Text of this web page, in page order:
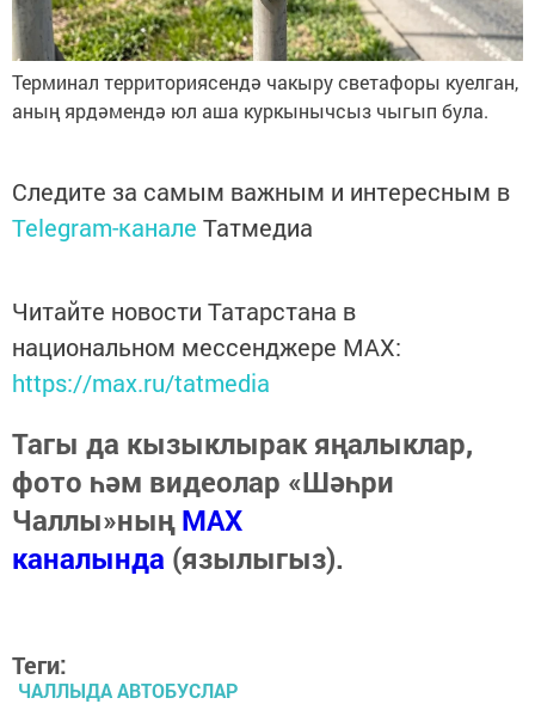
Терминал территориясендә чакыру светафоры куелган,
аның ярдәмендә юл аша куркынычсыз чыгып була.
Следите за самым важным и интересным в
Telegram-канале Татмедиа
Читайте новости Татарстана в
национальном мессенджере MАХ:
https://max.ru/tatmedia
Тагы да кызыклырак яңалыклар,
фото һәм видеолар «Шәһри
Чаллы»ныңMAX
каналында (язылыгыз).
Теги:
ЧАЛЛЫДА АВТОБУСЛАР